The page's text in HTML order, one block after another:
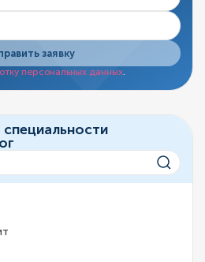
Отправить заявку
персональных данных.